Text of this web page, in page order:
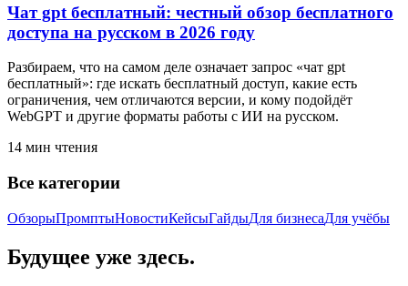
Чат gpt бесплатный: честный обзор бесплатного
доступа на русском в 2026 году
Разбираем, что на самом деле означает запрос «чат gpt
бесплатный»: где искать бесплатный доступ, какие есть
ограничения, чем отличаются версии, и кому подойдёт
WebGPT и другие форматы работы с ИИ на русском.
14 мин чтения
Все категории
ОбзорыПромптыНовостиКейсыГайдыДля бизнесаДля учёбы
Будущее уже здесь.